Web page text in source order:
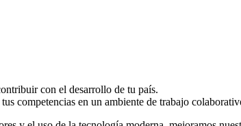
con el desarrollo de tu país.
competencias en un ambiente de trabajo